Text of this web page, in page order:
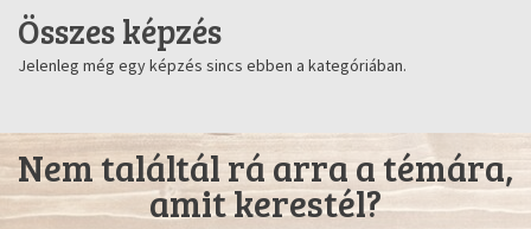
Összes képzés
Jelenleg még egy képzés sincs ebben a kategóriában.
Nem találtál rá arra a témára,
amit kerestél?